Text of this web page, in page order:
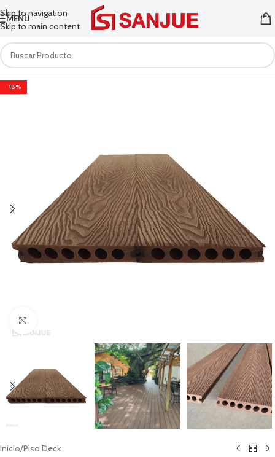
Skip to navigation
Skip to main content
MENU
-18%
Inicio/Piso Deck